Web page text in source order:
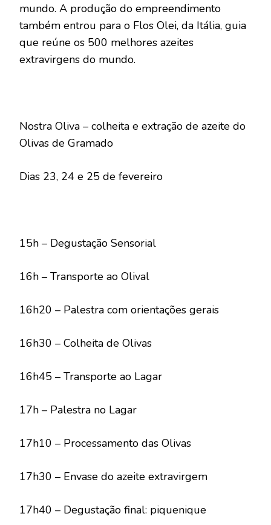
mundo. A produção do empreendimento
também entrou para o Flos Olei, da Itália, guia
que reúne os 500 melhores azeites
extravirgens do mundo.
Nostra Oliva – colheita e extração de azeite do
Olivas de Gramado
Dias 23, 24 e 25 de fevereiro
15h – Degustação Sensorial
16h – Transporte ao Olival
16h20 – Palestra com orientações gerais
16h30 – Colheita de Olivas
16h45 – Transporte ao Lagar
17h – Palestra no Lagar
17h10 – Processamento das Olivas
17h30 – Envase do azeite extravirgem
17h40 – Degustação final: piquenique